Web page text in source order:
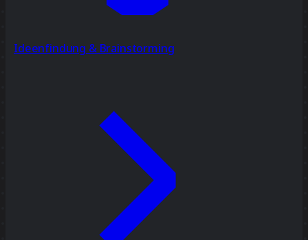
Ideenfindung & Brainstorming